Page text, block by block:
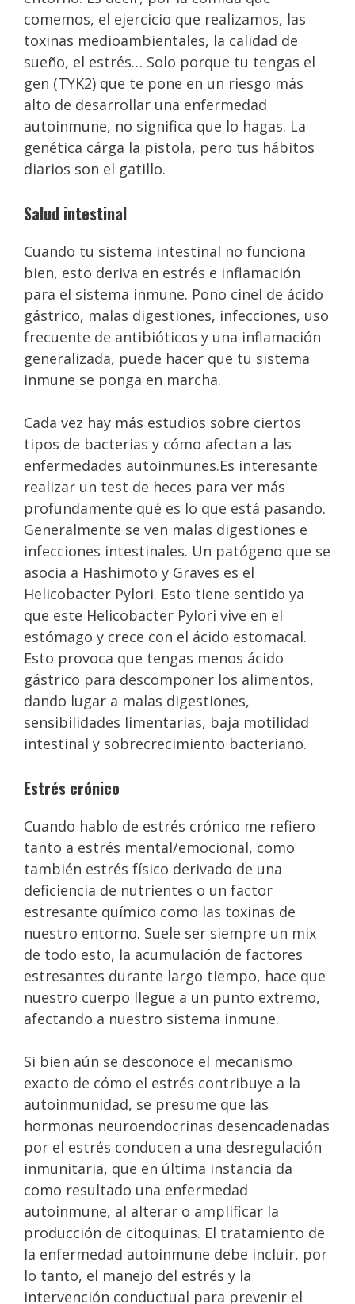
comemos, el ejercicio que realizamos, las
toxinas medioambientales, la calidad de
sueño, el estrés… Solo porque tu tengas el
gen (TYK2) que te pone en un riesgo más
alto de desarrollar una enfermedad
autoinmune, no significa que lo hagas. La
genética cárga la pistola, pero tus hábitos
diarios son el gatillo.
Salud intestinal
Cuando tu sistema intestinal no funciona
bien, esto deriva en estrés e inflamación
para el sistema inmune. Pono cinel de ácido
gástrico, malas digestiones, infecciones, uso
frecuente de antibióticos y una inflamación
generalizada, puede hacer que tu sistema
inmune se ponga en marcha.
Cada vez hay más estudios sobre ciertos
tipos de bacterias y cómo afectan a las
enfermedades autoinmunes.Es interesante
realizar un test de heces para ver más
profundamente qué es lo que está pasando.
Generalmente se ven malas digestiones e
infecciones intestinales. Un patógeno que se
asocia a Hashimoto y Graves es el
Helicobacter Pylori. Esto tiene sentido ya
que este Helicobacter Pylori vive en el
estómago y crece con el ácido estomacal.
Esto provoca que tengas menos ácido
gástrico para descomponer los alimentos,
dando lugar a malas digestiones,
sensibilidades limentarias, baja motilidad
intestinal y sobrecrecimiento bacteriano.
Estrés crónico
Cuando hablo de estrés crónico me refiero
tanto a estrés mental/emocional, como
también estrés físico derivado de una
deficiencia de nutrientes o un factor
estresante químico como las toxinas de
nuestro entorno. Suele ser siempre un mix
de todo esto, la acumulación de factores
estresantes durante largo tiempo, hace que
nuestro cuerpo llegue a un punto extremo,
afectando a nuestro sistema inmune.
Si bien aún se desconoce el mecanismo
exacto de cómo el estrés contribuye a la
autoinmunidad, se presume que las
hormonas neuroendocrinas desencadenadas
por el estrés conducen a una desregulación
inmunitaria, que en última instancia da
como resultado una enfermedad
autoinmune, al alterar o amplificar la
producción de citoquinas. El tratamiento de
la enfermedad autoinmune debe incluir, por
lo tanto, el manejo del estrés y la
intervención conductual para prevenir el